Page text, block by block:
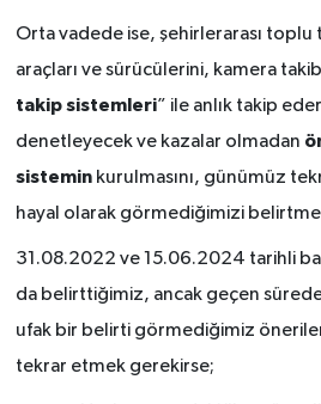
Orta vadede ise, şehirlerarası toplu
araçları ve sürücülerini, kamera
takip sistemleri” ile anlık takip
denetleyecek ve kazalar olmadan
sisteminkurulmasını, günümüz
hayal olarak görmediğimizi
31.08.2022 ve 15.06.2024 tarihli
da belirttiğimiz, ancak geçen
ufak bir belirti görmediğimiz
tekrar etmek gerekirse;